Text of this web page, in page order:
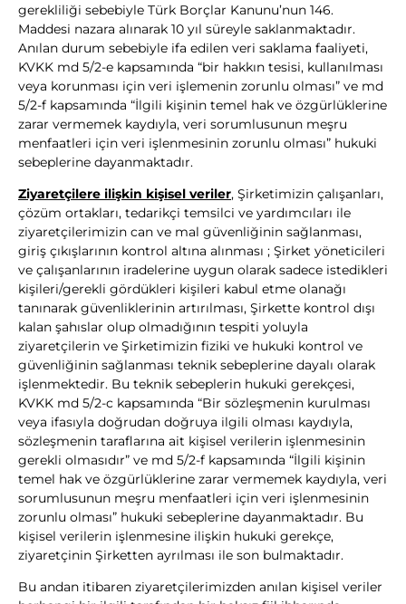
gerekliliği sebebiyle Türk Borçlar Kanunu’nun 146.
Maddesi nazara alınarak 10 yıl süreyle saklanmaktadır.
Anılan durum sebebiyle ifa edilen veri saklama faaliyeti,
KVKK md 5/2-e kapsamında “bir hakkın tesisi, kullanılması
veya korunması için veri işlemenin zorunlu olması” ve md
5/2-f kapsamında “İlgili kişinin temel hak ve özgürlüklerine
zarar vermemek kaydıyla, veri sorumlusunun meşru
menfaatleri için veri işlenmesinin zorunlu olması” hukuki
sebeplerine dayanmaktadır.
Ziyaretçilere ilişkin kişisel veriler, Şirketimizin çalışanları,
çözüm ortakları, tedarikçi temsilci ve yardımcıları ile
ziyaretçilerimizin can ve mal güvenliğinin sağlanması,
giriş çıkışlarının kontrol altına alınması ; Şirket yöneticileri
ve çalışanlarının iradelerine uygun olarak sadece istedikleri
kişileri/gerekli gördükleri kişileri kabul etme olanağı
tanınarak güvenliklerinin artırılması, Şirkette kontrol dışı
kalan şahıslar olup olmadığının tespiti yoluyla
ziyaretçilerin ve Şirketimizin fiziki ve hukuki kontrol ve
güvenliğinin sağlanması teknik sebeplerine dayalı olarak
işlenmektedir. Bu teknik sebeplerin hukuki gerekçesi,
KVKK md 5/2-c kapsamında “Bir sözleşmenin kurulması
veya ifasıyla doğrudan doğruya ilgili olması kaydıyla,
sözleşmenin taraflarına ait kişisel verilerin işlenmesinin
gerekli olmasıdır” ve md 5/2-f kapsamında “İlgili kişinin
temel hak ve özgürlüklerine zarar vermemek kaydıyla, veri
sorumlusunun meşru menfaatleri için veri işlenmesinin
zorunlu olması” hukuki sebeplerine dayanmaktadır. Bu
kişisel verilerin işlenmesine ilişkin hukuki gerekçe,
ziyaretçinin Şirketten ayrılması ile son bulmaktadır.
Bu andan itibaren ziyaretçilerimizden anılan kişisel veriler